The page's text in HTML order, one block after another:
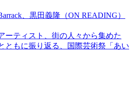
、黒田義隆（ON READING）
ーティスト、街の人々から集めた
ともに振り返る、国際芸術祭「あい